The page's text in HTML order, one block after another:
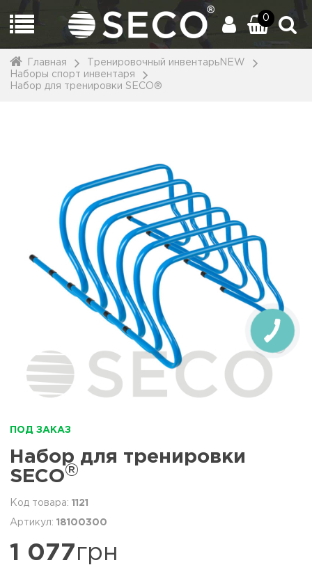
0
Главная
Тренировочный инвентарьNEW
Наборы спорт инвентаря
Набор для тренировки SECO®
ПОД ЗАКАЗ
Набор для тренировки
SECO®
1121
18100300
1 077грн